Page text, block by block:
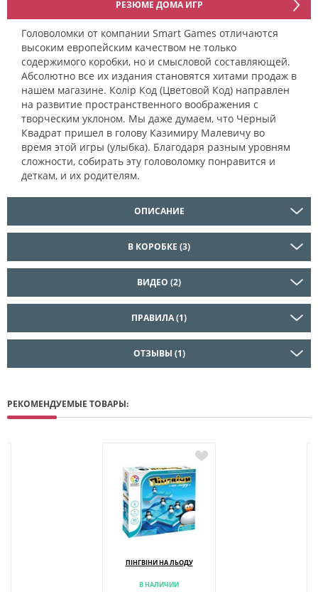
РЕЗЮМЕ ДОМА ИГР
Головоломки от компании Smart Games отличаются
высоким европейским качеством не только
содержимого коробки, но и смысловой составляющей.
Абсолютно все их издания становятся хитами продаж в
нашем магазине. Колір Код (Цветовой Код) направлен
на развитие пространственного воображения с
творческим уклоном. Мы даже думаем, что Черный
Квадрат пришел в голову Казимиру Малевичу во
время этой игры (улыбка). Благодаря разным уровням
сложности, собирать эту головоломку понравится и
деткам, и их родителям.
ОПИСАНИЕ
В КОРОБКЕ (3)
ВИДЕО (2)
ПРАВИЛА (1)
ОТЗЫВЫ (1)
РЕКОМЕНДУЕМЫЕ ТОВАРЫ:
ПІНГВІНИ НА ЛЬОДУ
В НАЛИЧИИ